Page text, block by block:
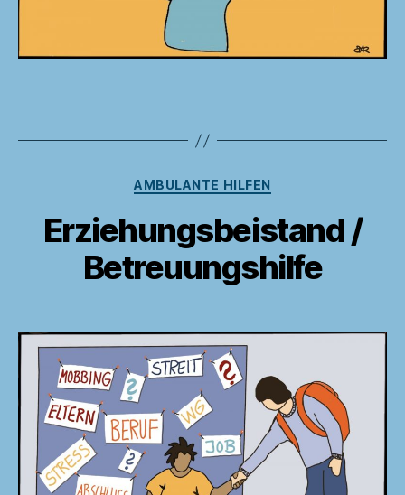
Kategorien
AMBULANTE HILFEN
Erziehungsbeistand /
Betreuungshilfe